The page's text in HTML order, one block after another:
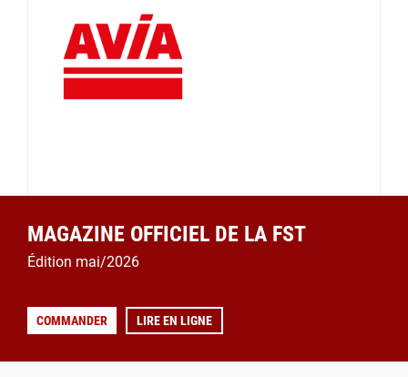
MAGAZINE OFFICIEL DE LA FST
Édition mai/2026
COMMANDER LIRE EN LIGNE